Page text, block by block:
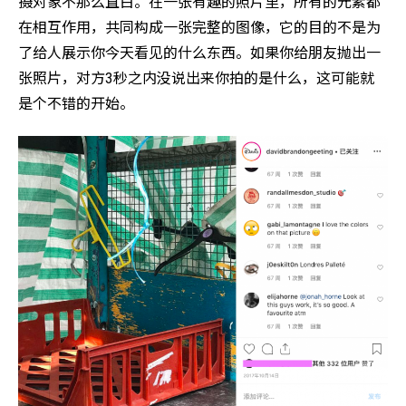
在相互作用，共同构成一张完整的图像，它的目的不是为
了给人展示你今天看见的什么东西。如果你给朋友抛出一
张照片，对方3秒之内没说出来你拍的是什么，这可能就
是个不错的开始。